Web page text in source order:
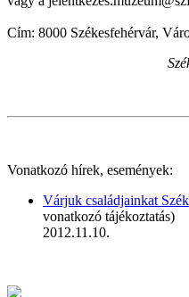
Cím: 8000 Székesfehérvár,
Vonatkozó hírek, események:
Várjuk családjainkat
vonatkozó tájékoztatás)
2012.11.10.